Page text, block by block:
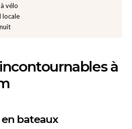
vélo
locale
à
en bateaux